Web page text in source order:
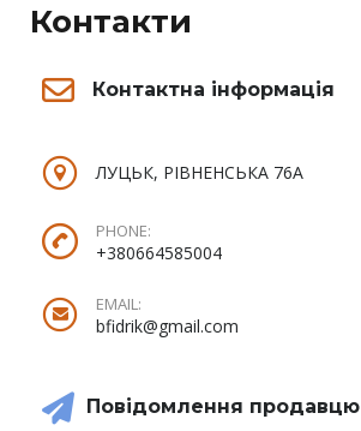
Контакти
Контактна інформація
ЛУЦЬК, РІВНЕНСЬКА 76А
PHONE:
+380664585004
EMAIL:
bfidrik@gmail.com
Повідомлення продавцю